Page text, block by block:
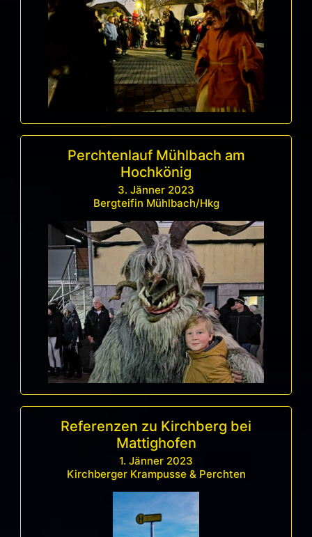
Perchtenlauf Mühlbach am
Hochkönig
3. Jänner 2023
Bergteifin Mühlbach/Hkg
Referenzen zu Kirchberg bei
Mattighofen
1. Jänner 2023
Kirchberger Krampusse & Perchten